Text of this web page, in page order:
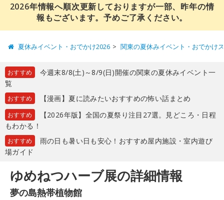
2026年情報へ順次更新しておりますが一部、昨年の情
報もございます。予めご了承ください。
夏休みイベント・おでかけ2026 関東の夏休みイベント・おでかけ
おすすめ
今週末8/8(土)～8/9(日)開催の関東の夏休みイベント一
覧
おすすめ 【漫画】夏に読みたいおすすめの怖い話まとめ
おすすめ
【2026年版】全国の夏祭り注目27選。見どころ・日程
もわかる！
おすすめ
雨の日も暑い日も安心！おすすめ屋内施設・室内遊び
場ガイド
ゆめねつハーブ展の詳細情報
夢の島熱帯植物館